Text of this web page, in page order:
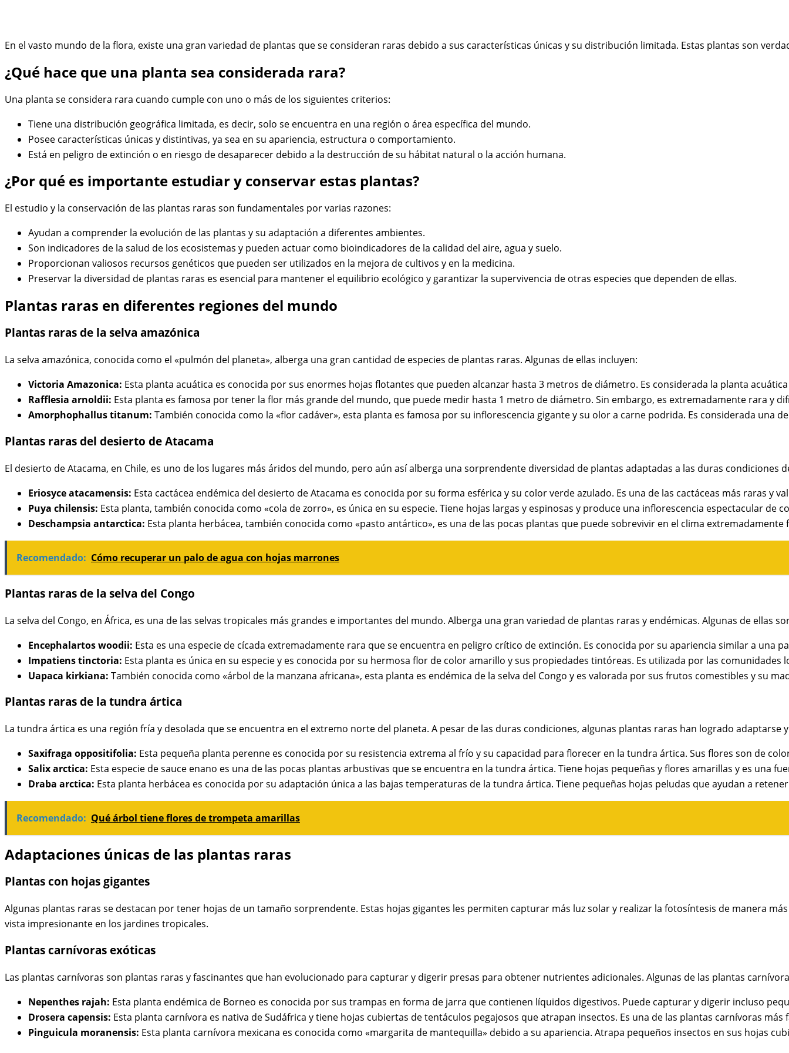
En el vasto mundo de la flora, existe una gran variedad de plantas que se consideran raras debido a sus características únicas y su distribución limitada. Estas plantas son
¿Qué hace que una planta sea considerada rara?
Una planta se considera rara cuando cumple con uno o más de los siguientes criterios:
Tiene una distribución geográfica limitada, es decir, solo se encuentra en una región o área específica del mundo.
Posee características únicas y distintivas, ya sea en su apariencia, estructura o comportamiento.
Está en peligro de extinción o en riesgo de desaparecer debido a la destrucción de su hábitat natural o la acción humana.
¿Por qué es importante estudiar y conservar estas plantas?
El estudio y la conservación de las plantas raras son fundamentales por varias razones:
Ayudan a comprender la evolución de las plantas y su adaptación a diferentes ambientes.
Son indicadores de la salud de los ecosistemas y pueden actuar como bioindicadores de la calidad del aire, agua y suelo.
Proporcionan valiosos recursos genéticos que pueden ser utilizados en la mejora de cultivos y en la medicina.
Preservar la diversidad de plantas raras es esencial para mantener el equilibrio ecológico y garantizar la supervivencia de otras especies que dependen de ellas.
Plantas raras en diferentes regiones del mundo
Plantas raras de la selva amazónica
La selva amazónica, conocida como el «pulmón del planeta», alberga una gran cantidad de especies de plantas raras. Algunas de ellas incluyen:
Victoria Amazonica: Esta planta acuática es conocida por sus enormes hojas flotantes que pueden alcanzar hasta 3 metros de diámetro. Es considerada la planta
Rafflesia arnoldii: Esta planta es famosa por tener la flor más grande del mundo, que puede medir hasta 1 metro de diámetro. Sin embargo, es extremadamente rara y
Amorphophallus titanum: También conocida como la «flor cadáver», esta planta es famosa por su inflorescencia gigante y su olor a carne podrida. Es considerada una
Plantas raras del desierto de Atacama
El desierto de Atacama, en Chile, es uno de los lugares más áridos del mundo, pero aún así alberga una sorprendente diversidad de plantas adaptadas a las duras
Eriosyce atacamensis: Esta cactácea endémica del desierto de Atacama es conocida por su forma esférica y su color verde azulado. Es una de las cactáceas más raras y
Puya chilensis: Esta planta, también conocida como «cola de zorro», es única en su especie. Tiene hojas largas y espinosas y produce una inflorescencia espectacular de
Deschampsia antarctica: Esta planta herbácea, también conocida como «pasto antártico», es una de las pocas plantas que puede sobrevivir en el clima
Recomendado: Cómo recuperar un palo de agua con hojas marrones
Plantas raras de la selva del Congo
La selva del Congo, en África, es una de las selvas tropicales más grandes e importantes del mundo. Alberga una gran variedad de plantas raras y endémicas. Algunas de ellas
Encephalartos woodii: Esta es una especie de cícada extremadamente rara que se encuentra en peligro crítico de extinción. Es conocida por su apariencia similar a una
Impatiens tinctoria: Esta planta es única en su especie y es conocida por su hermosa flor de color amarillo y sus propiedades tintóreas. Es utilizada por las
Uapaca kirkiana: También conocida como «árbol de la manzana africana», esta planta es endémica de la selva del Congo y es valorada por sus frutos comestibles y su
Plantas raras de la tundra ártica
La tundra ártica es una región fría y desolada que se encuentra en el extremo norte del planeta. A pesar de las duras condiciones, algunas plantas raras han logrado adaptarse
Saxifraga oppositifolia: Esta pequeña planta perenne es conocida por su resistencia extrema al frío y su capacidad para florecer en la tundra ártica. Sus flores son de
Salix arctica: Esta especie de sauce enano es una de las pocas plantas arbustivas que se encuentra en la tundra ártica. Tiene hojas pequeñas y flores amarillas y es una
Draba arctica: Esta planta herbácea es conocida por su adaptación única a las bajas temperaturas de la tundra ártica. Tiene pequeñas hojas peludas que ayudan a
Recomendado: Qué árbol tiene flores de trompeta amarillas
Adaptaciones únicas de las plantas raras
Plantas con hojas gigantes
Algunas plantas raras se destacan por tener hojas de un tamaño sorprendente. Estas hojas gigantes les permiten capturar más luz solar y realizar la fotosíntesis de manera
vista impresionante en los jardines tropicales.
Plantas carnívoras exóticas
Las plantas carnívoras son plantas raras y fascinantes que han evolucionado para capturar y digerir presas para obtener nutrientes adicionales. Algunas de las plantas
Nepenthes rajah: Esta planta endémica de Borneo es conocida por sus trampas en forma de jarra que contienen líquidos digestivos. Puede capturar y digerir incluso
Drosera capensis: Esta planta carnívora es nativa de Sudáfrica y tiene hojas cubiertas de tentáculos pegajosos que atrapan insectos. Es una de las plantas carnívoras más
Pinguicula moranensis: Esta planta carnívora mexicana es conocida como «margarita de mantequilla» debido a su apariencia. Atrapa pequeños insectos en sus hojas